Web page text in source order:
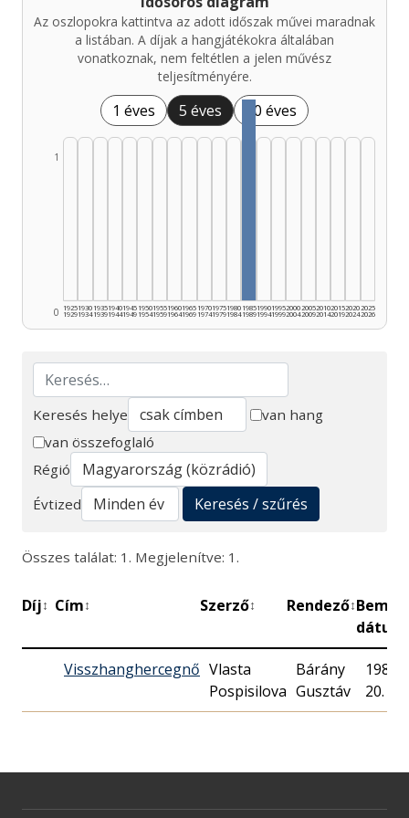
Az oszlopokra kattintva az adott időszak művei maradnak
a listában. A díjak a hangjátékokra általában
vonatkoznak, nem feltétlen a jelen művész
teljesítményére.
1 éves 5 éves 10 éves
0
1
1925
1929
1930
1934
1935
1939
1940
1944
1945
1949
1950
1954
1955
1959
1960
1964
1965
1969
1970
1974
1975
1979
1980
1984
1985
1989
1990
1994
1995
1999
2000
2004
2005
2009
2010
2014
2015
2019
2020
2024
2025
2026
Keresés
Keresés helye
van hang
van összefoglaló
Régió
Évtized
Keresés / szűrés
Összes találat: 1. Megjelenítve: 1.
Díj↕ Cím↕ Szerző↕ Rendező↕
Visszhanghercegnő Vlasta
Pospisilova
Bárány
Gusztáv
1987.
20.